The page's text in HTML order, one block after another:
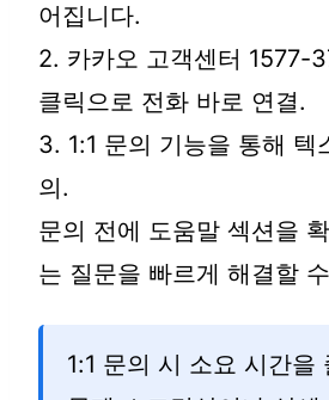
어집니다.
2. 카카오 고객센터 1577-
클릭으로 전화 바로 연결.
3. 1:1 문의 기능을 통해 텍
의.
문의 전에 도움말 섹션을
는 질문을 빠르게 해결할
1:1 문의 시 소요 시간을